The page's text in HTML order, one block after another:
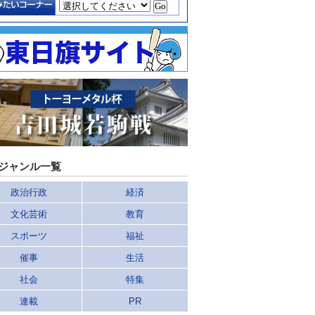
ャンル一覧
政治行政 経済
文化芸術 教育
スポーツ 福祉
催事 生活
社会 特集
連載 PR